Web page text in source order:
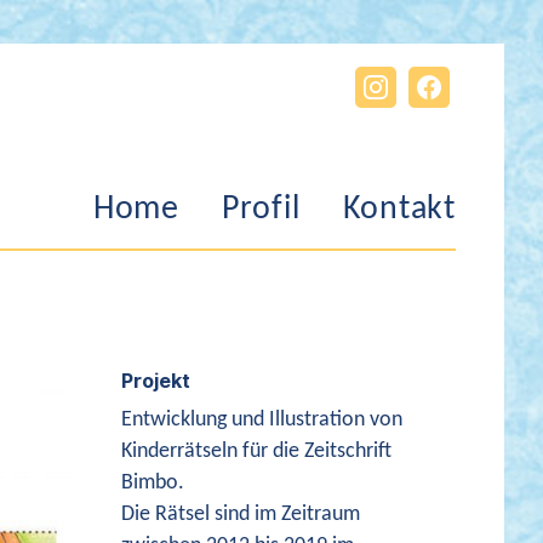
Home Profil Kontakt
Projekt
Entwicklung und Illustration von
Kinderrätseln für die Zeitschrift
Bimbo.
Die Rätsel sind im Zeitraum